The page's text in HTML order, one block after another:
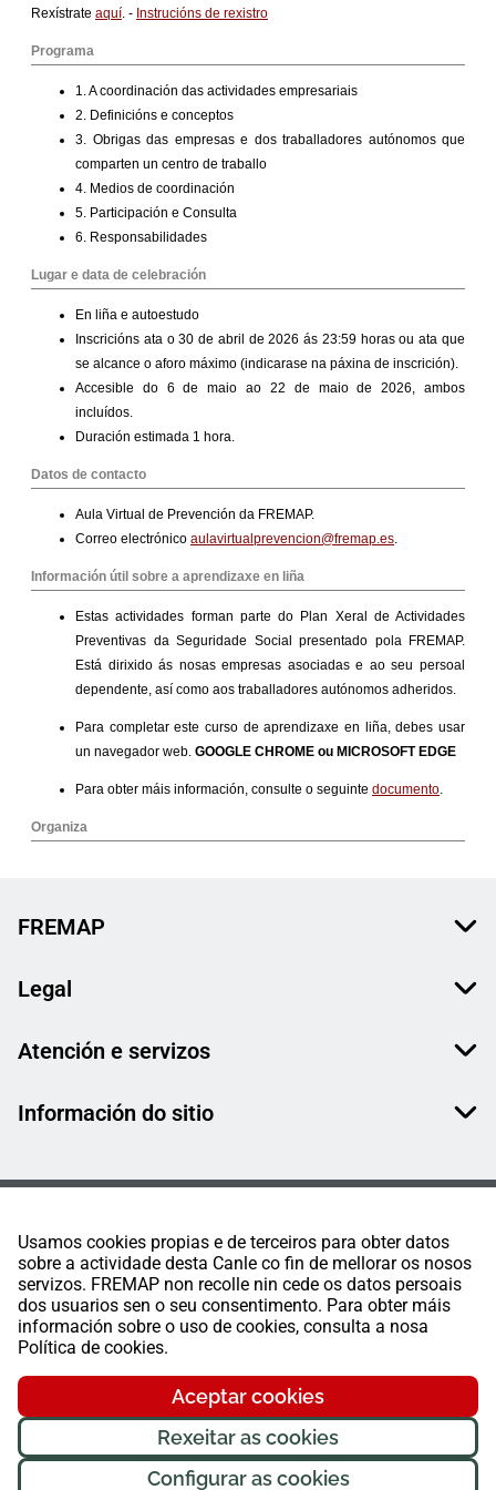
Usamos cookies propias e de terceiros para obter datos
sobre a actividade desta Canle co fin de mellorar os nosos
servizos. FREMAP non recolle nin cede os datos persoais
dos usuarios sen o seu consentimento. Para obter máis
información sobre o uso de cookies, consulta a nosa
Política de cookies.
Aceptar cookies
Rexeitar as cookies
Configurar as cookies
FREMAP
Legal
Atención e servizos
Información do sitio
FREMAP Ⓒ Todos os dereitos reservados